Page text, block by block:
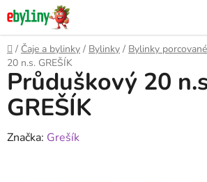
Přejít
na
obsah
Domů
/ Čaje a bylinky / Bylinky / Bylinky
20 n.s. GREŠÍK
Průduškový 20
GREŠÍK
Značka: Grešík